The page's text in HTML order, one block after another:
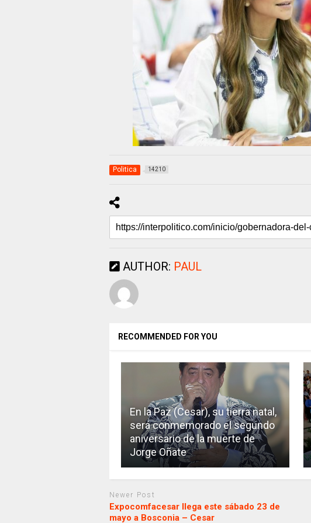
Politica 14210
AUTHOR: PAUL
RECOMMENDED FOR YOU
En la Paz (Cesar), su tierra natal,
será conmemorado el segundo
aniversario de la muerte de
Jorge Oñate
Newer Post
Expocomfacesar llega este sábado 23 de
mayo a Bosconia – Cesar